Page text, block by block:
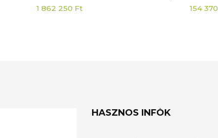
1 862 250 Ft
154 370
HASZNOS INFÓK